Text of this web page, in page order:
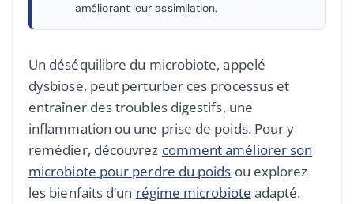
améliorant leur assimilation.
Un déséquilibre du microbiote, appelé
dysbiose, peut perturber ces processus et
entraîner des troubles digestifs, une
inflammation ou une prise de poids. Pour y
remédier, découvrez comment améliorer son
microbiote pour perdre du poids ou explorez
les bienfaits d’un régime microbiote adapté.